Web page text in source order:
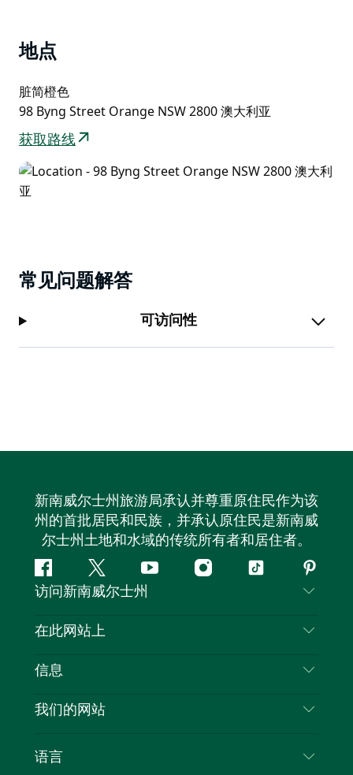
艺术作品，一边探索复古家具、家居用品、时尚服饰、珠
地点
脏简橙色
98 Byng Street Orange NSW 2800 澳大利亚
获取路线
常见问题解答
可访问性
新南威尔士州旅游局承认并尊重原住民作为该
州的首批居民和民族，并承认原住民是新南威
尔士州土地和水域的传统所有者和居住者。
Facebook叽
叽
喳
YouTubeInstagram
抖
访问新南威尔士州
联系我们
隐私
Cookie 通知
在此网站上
目的地
新南威尔士州公路旅行
活动
信息
旅行信息
新南威尔士州的商业
我们的网站
语言